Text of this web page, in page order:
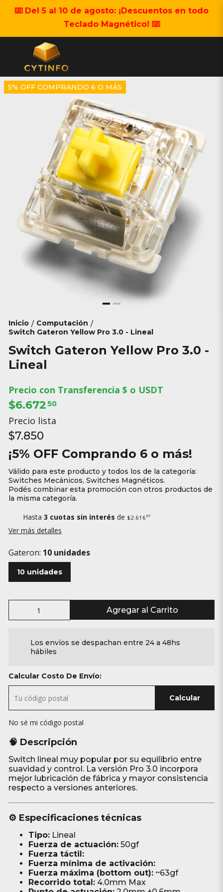
⌨️ Del 5 al 10 de agosto: ¡Descuentos en todo
Teclado Magnético! ⌨️
5% OFF COMPRANDO 6 O MÁS
Inicio / Computación /
Switch Gateron Yellow Pro 3.0 - Lineal
Switch Gateron Yellow Pro 3.0 -
Lineal
Precio con Transferencia $ o USDT
$6.67250
Precio lista
$7.850
¡5% OFF Comprando 6 o más!
Válido para este producto y todos los de la categoría:
Switches Mecánicos, Switches Magnéticos.
Podés combinar esta promoción con otros productos de
la misma categoría.
Hasta 3 cuotas sin interés de $2.616 67
Ver más detalles
Gateron: 10 unidades
10 unidades
Agregar al Carrito
Los envíos se despachan entre 24 a 48hs
hábiles
Calcular Costo De Envío:
Calcular
No sé mi código postal
🧠 Descripción
Switch lineal muy popular por su equilibrio entre
suavidad y control. La versión Pro 3.0 incorpora
mejor lubricación de fábrica y mayor consistencia
respecto a versiones anteriores.
⚙️ Especificaciones técnicas
Tipo:Lineal
Fuerza de actuación:50gf
Fuerza táctil:
Fuerza mínima de activación:
Fuerza máxima (bottom out):~63gf
Recorrido total:4.0mm Max